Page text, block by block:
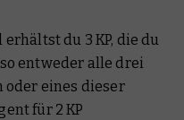
du 3 KP, die du
entweder alle drei
oder eines dieser
für 2 KP